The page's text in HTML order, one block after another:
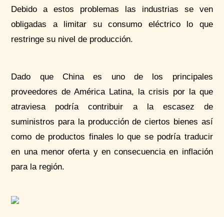
Debido a estos problemas las industrias se ven
obligadas a limitar su consumo eléctrico lo que
restringe su nivel de producción.
Dado que China es uno de los principales
proveedores de América Latina, la crisis por la que
atraviesa podría contribuir a la escasez de
suministros para la producción de ciertos bienes así
como de productos finales lo que se podría traducir
en una menor oferta y en consecuencia en inflación
para la región.